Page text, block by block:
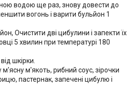
водою ще раз, знову довести до
вогонь і варити бульйон 1
Очистити дві цибулини і запекти їх
5 хвилин при температурі 180
шкірки.
м'якоть, рибний соус, зірочки
пастернак, запечені цибулю і